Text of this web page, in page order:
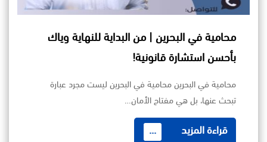
محامية في البحرين | من البداية للنهاية وياك
بأحسن استشارة قانونية!
محامية في البحرين محامية في البحرين ليست مجرد عبارة
تبحث عنها، بل هي مفتاح الأمان…
قراءة المزيد ...